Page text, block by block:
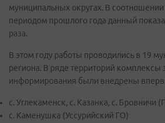
муниципальных округах. В
периодом прошлого года данный
раза.
В этом году работы проводились в 19
региона. В ряде территорий комплексы
информирования были внедрены
с. Углекаменск, с. Казанка, с. Бровничи
с. Каменушка (Уссурийский ГО)